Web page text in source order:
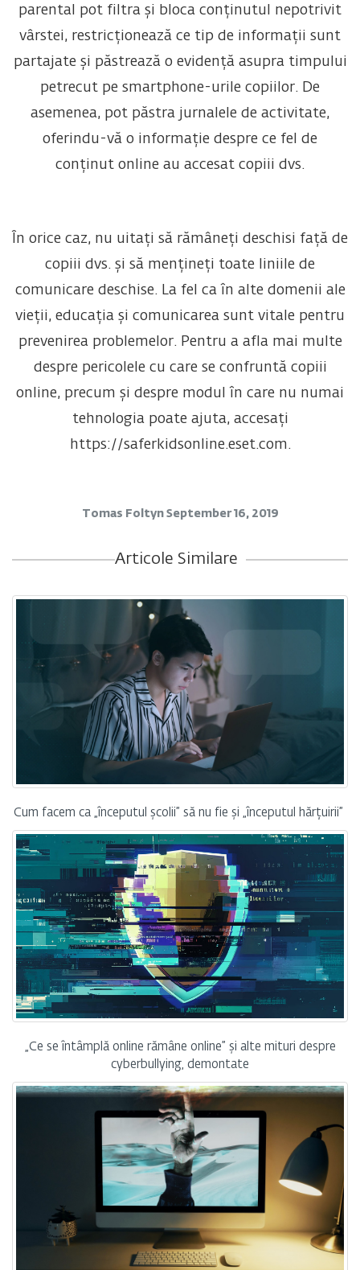
parental pot filtra și bloca conținutul nepotrivit
vârstei, restricționează ce tip de informații sunt
partajate și păstrează o evidență asupra timpului
petrecut pe smartphone-urile copiilor. De
asemenea, pot păstra jurnalele de activitate,
oferindu-vă o informație despre ce fel de
conținut online au accesat copiii dvs.
În orice caz, nu uitați să rămâneți deschisi față de
copiii dvs. și să mențineți toate liniile de
comunicare deschise. La fel ca în alte domenii ale
vieții, educația și comunicarea sunt vitale pentru
prevenirea problemelor. Pentru a afla mai multe
despre pericolele cu care se confruntă copiii
online, precum și despre modul în care nu numai
tehnologia poate ajuta, accesați
https://saferkidsonline.eset.com.
Tomas Foltyn September 16, 2019
Articole Similare
Cum facem ca „începutul școlii” să nu fie și „începutul hărțuirii”
„Ce se întâmplă online rămâne online” și alte mituri despre
cyberbullying, demontate